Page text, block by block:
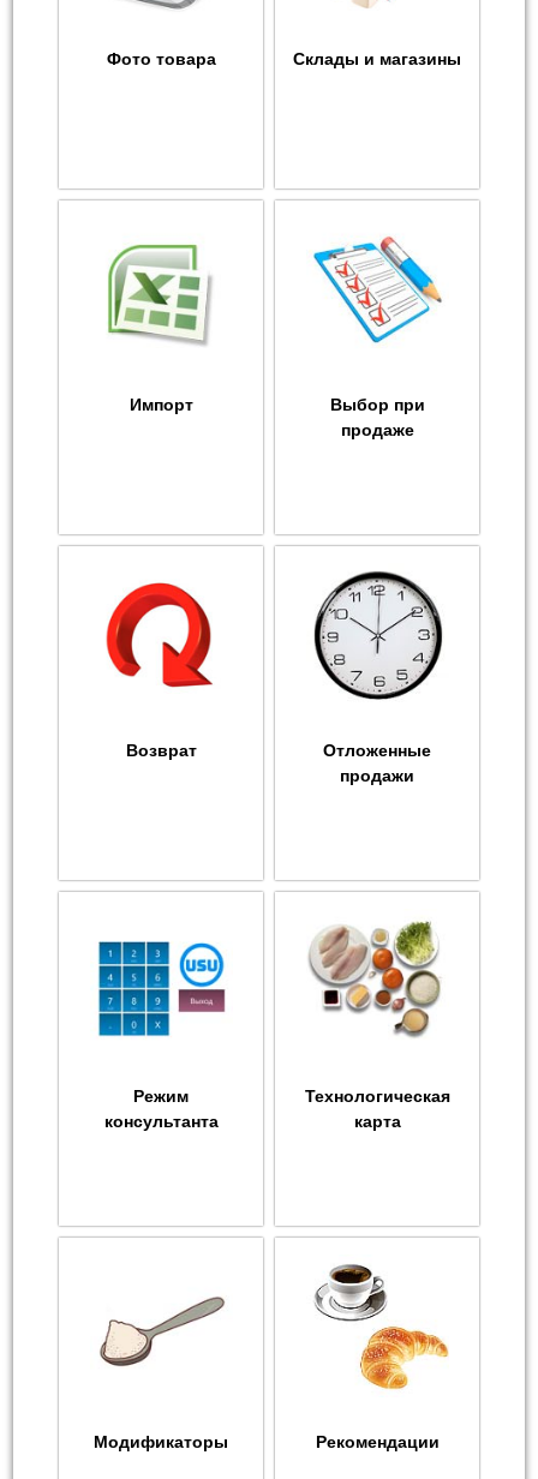
Фото товара Склады и магазины
Импорт
Выбор при
продаже
Возврат
Отложенные
продажи
Режим
консультанта
Технологическая
карта
Модификаторы Рекомендации